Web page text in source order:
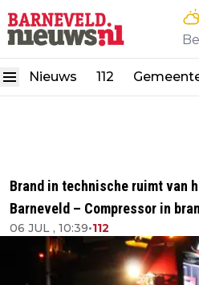
Nieuws 112
Brand in technische ruimt van
Barneveld – Compressor in
06 JUL , 10:39•112